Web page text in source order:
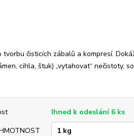
tvorbu čisticích zábalů a kompresí.
cihla, štuk) „vytahovat“ nečistoty,
Ihned k odeslání 6 ks